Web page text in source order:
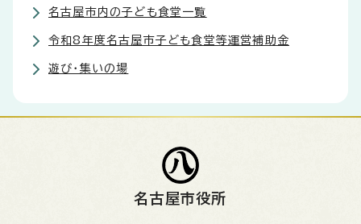
名古屋市内の子ども食堂一覧
令和8年度名古屋市子ども食堂等運営補助金
遊び・集いの場
名古屋市役所